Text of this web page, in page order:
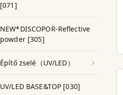
[071]
NEW*DISCOPOR-Reflective
powder [305]
Építő zselé（UV/LED）
UV/LED BASE&TOP [030]